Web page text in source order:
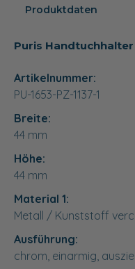
Produktdaten
Puris
Artikelnummer:
PU-1653-PZ-1137-1
Breite:
44 mm
Höhe:
44 mm
Material 1:
Metall / Kunststoff
Ausführung:
chrom, einarmig,